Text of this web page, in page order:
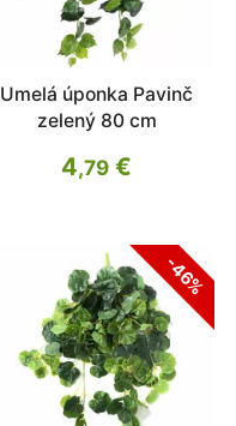
Umelá úponka Pavinč
zelený 80 cm
4,79 €
-46%